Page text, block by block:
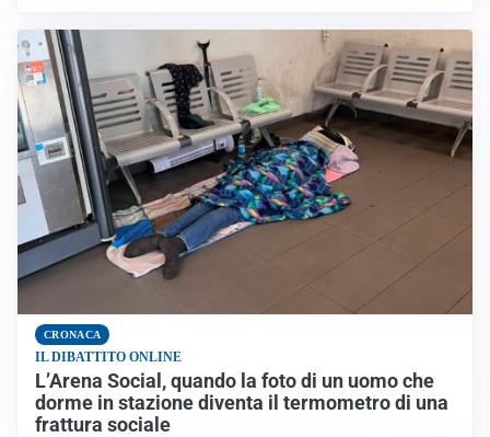
CRONACA
IL DIBATTITO ONLINE
L’Arena Social, quando la foto di un uomo che
dorme in stazione diventa il termometro di una
frattura sociale